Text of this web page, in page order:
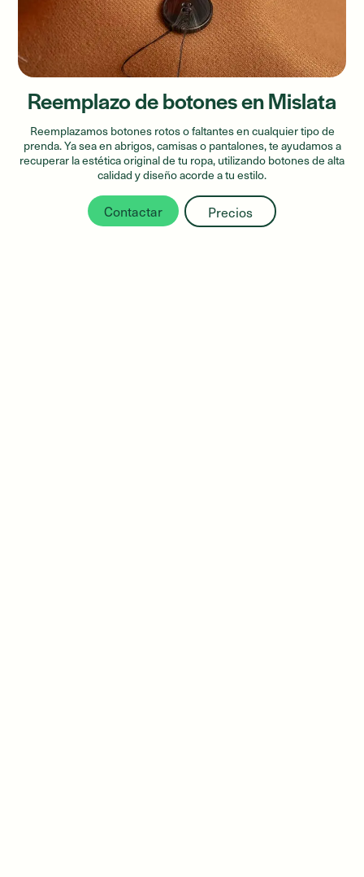
Reemplazo de botones en Mislata
Reemplazamos botones rotos o faltantes en cualquier tipo de
prenda. Ya sea en abrigos, camisas o pantalones, te ayudamos a
recuperar la estética original de tu ropa, utilizando botones de alta
calidad y diseño acorde a tu estilo.
Contactar Precios